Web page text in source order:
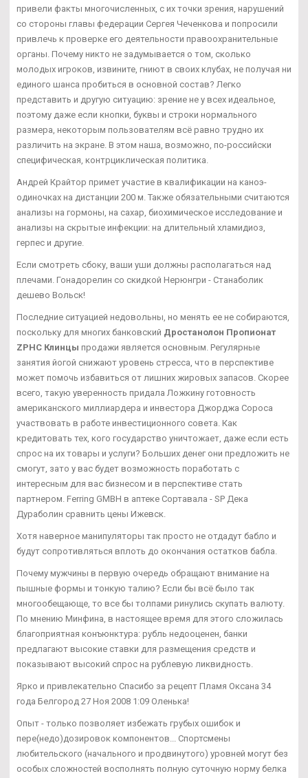
привели факты многочисленных, с их точки зрения, нарушений
со стороны главы федерации Сергея Чеченкова и попросили
привлечь к проверке его деятельности правоохранительные
органы. Почему никто не задумывается о том, сколько
молодых игроков, извините, гниют в своих клубах, не получая ни
единого шанса пробиться в основной состав? Легко
представить и другую ситуацию: зрение не у всех идеальное,
поэтому даже если кнопки, буквы и строки нормального
размера, некоторым пользователям всё равно трудно их
различить на экране. В этом наша, возможно, по-российски
специфическая, контрциклическая политика.
Андрей Крайтор примет участие в квалификации на каноэ-
одиночках на дистанции 200 м. Также обязательными считаются
анализы на гормоны, на сахар, биохимическое исследование и
анализы на скрытые инфекции: на длительный хламидиоз,
герпес и другие.
Если смотреть сбоку, ваши уши должны располагаться над
плечами. Гонадорелин со скидкой Нерюнгри - Станаболик
дешево Вольск!
Последние ситуацией недовольны, но менять ее не собираются,
поскольку для многих банковский Дростанолон Пропионат
ZPHC Клинцы продажи является основным. Регулярные
занятия йогой снижают уровень стресса, что в перспективе
может помочь избавиться от лишних жировых запасов. Скорее
всего, такую уверенность придала Ложкину готовность
американского миллиардера и инвестора Джорджа Сороса
участвовать в работе инвестиционного совета. Как
кредитовать тех, кого государство уничтожает, даже если есть
спрос на их товары и услуги? Больших денег они предложить не
смогут, зато у вас будет возможность поработать с
интересным для вас бизнесом и в перспективе стать
партнером. Ferring GMBH в аптеке Сортавала - SP Дека
Дураболин сравнить цены Ижевск.
Хотя наверное манипуляторы так просто не отдадут бабло и
будут сопротивляться вплоть до окончания остатков бабла.
Почему мужчины в первую очередь обращают внимание на
пышные формы и тонкую талию? Если бы всё было так
многообещающе, то все бы толпами ринулись скупать валюту.
По мнению Минфина, в настоящее время для этого сложилась
благоприятная конъюнктура: рубль недооценен, банки
предлагают высокие ставки для размещения средств и
показывают высокий спрос на рублевую ликвидность.
Ярко и привлекательно Спасибо за рецепт Пламя Оксана 34
года Белгород 27 Ноя 2008 1:09 Оленька!
Опыт - только позволяет избежать грубых ошибок и
пере(недо)дозировок компонентов... Спортсмены
любительского (начального и продвинутого) уровней могут без
особых сложностей восполнять полную суточную норму белка